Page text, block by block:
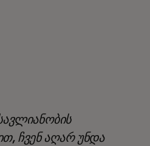
ჩვენ აღარ უნდა